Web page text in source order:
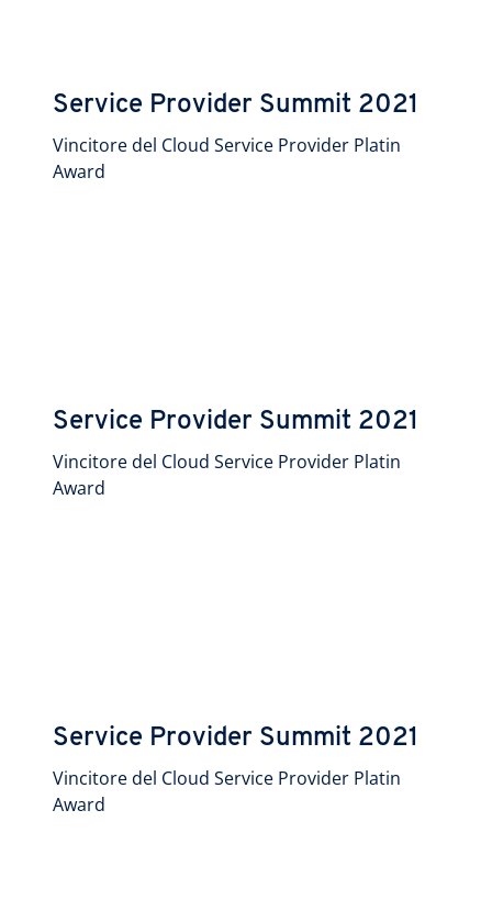
Service Provider Summit 2021
Vincitore del Cloud Service Provider Platin
Award
Service Provider Summit 2021
Vincitore del Cloud Service Provider Platin
Award
Service Provider Summit 2021
Vincitore del Cloud Service Provider Platin
Award